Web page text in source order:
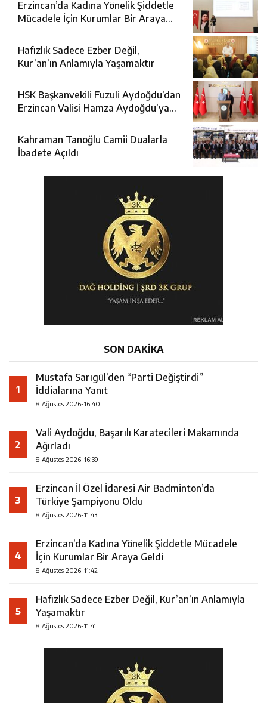
Erzincan’da Kadına Yönelik Şiddetle
Mücadele İçin Kurumlar Bir Araya
Hafızlık Sadece Ezber Değil,
Kur’an’ın Anlamıyla Yaşamaktır
HSK Başkanvekili Fuzuli Aydoğdu’dan
Erzincan Valisi Hamza Aydoğdu’ya
Kahraman Tanoğlu Camii Dualarla
İbadete Açıldı
SON DAKİKA
1
Mustafa Sarıgül’den “Parti Değiştirdi”
İddialarına Yanıt
8 Ağustos 2026-16:40
2
Vali Aydoğdu, Başarılı Karatecileri Makamında
Ağırladı
8 Ağustos 2026-16:39
3
Erzincan İl Özel İdaresi Air Badminton’da
Türkiye Şampiyonu Oldu
8 Ağustos 2026-11:43
4
Erzincan’da Kadına Yönelik Şiddetle Mücadele
İçin Kurumlar Bir Araya Geldi
8 Ağustos 2026-11:42
5
Hafızlık Sadece Ezber Değil, Kur’an’ın Anlamıyla
Yaşamaktır
8 Ağustos 2026-11:41